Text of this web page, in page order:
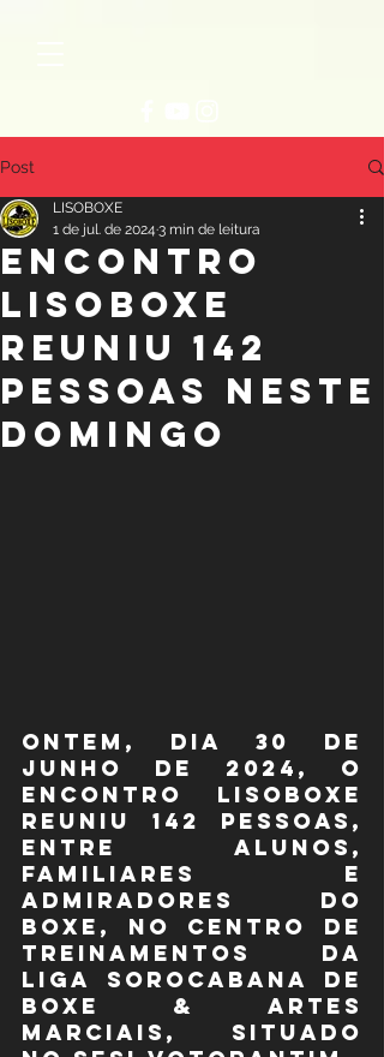
Post
ENCONTRO
LISOBOXE
REUNIU 142
PESSOAS NESTE
DOMINGO
LISOBOXE
1 de jul. de 2024 3 min de leitura
Ontem, dia 30 de
junho de 2024, o
Encontro LISOBOXE
reuniu 142 pessoas,
entre alunos,
familiares e
admiradores do
boxe, no Centro de
Treinamentos da
Liga Sorocabana de
Boxe & Artes
Marciais, situado